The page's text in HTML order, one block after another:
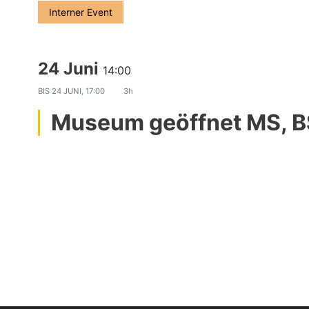
Interner Event
24 Juni 14:00
BIS 24 JUNI, 17:00 3h
Museum geöffnet MS,